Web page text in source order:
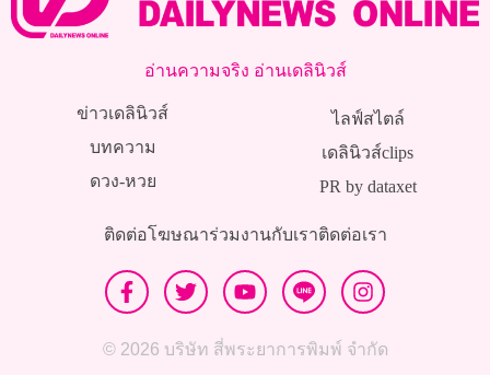
อ่านความจริง อ่านเดลินิวส์
ข่าวเดลินิวส์
บทความ
ดวง-หวย
ไลฟ์สไตล์
เดลินิวส์clips
PR by dataxet
ติดต่อโฆษณาร่วมงานกับเราติดต่อเรา
© 2026 บริษัท สี่พระยาการพิมพ์ จำกัด